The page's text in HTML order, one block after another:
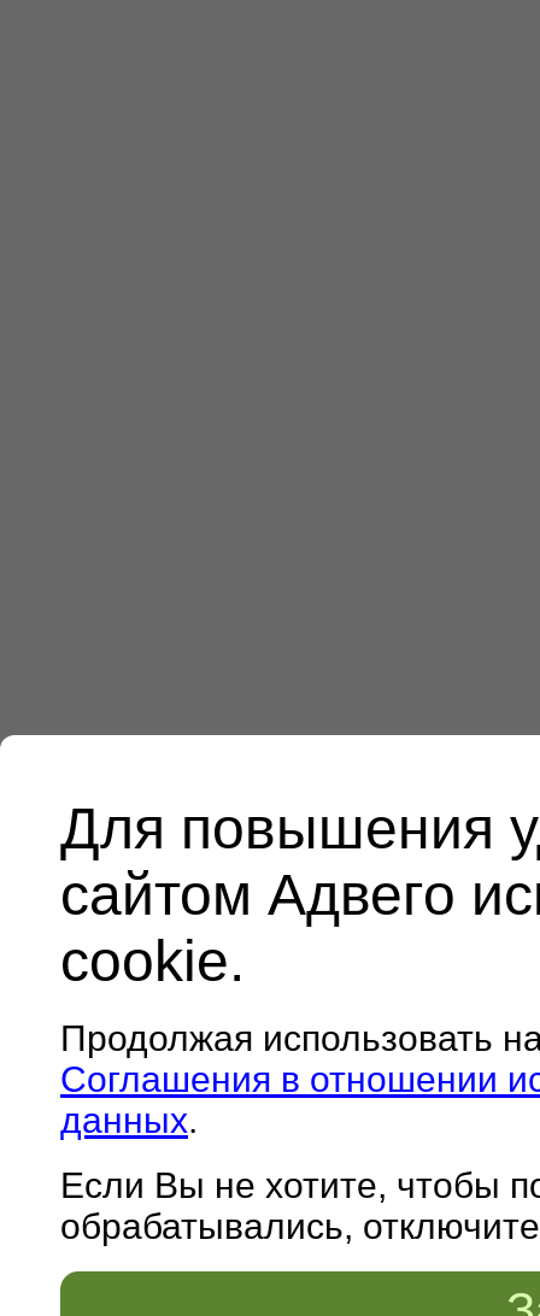
Для повышения
сайтом Адвего
cookie.
Продолжая использовать
Соглашения в отношении
данных.
Если Вы не хотите, чтобы
обрабатывались,